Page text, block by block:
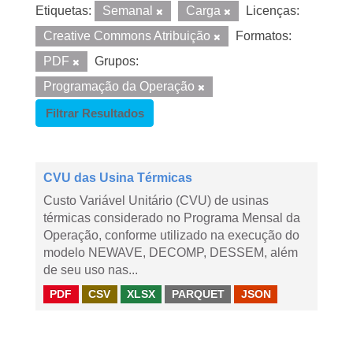
Etiquetas: Semanal Carga
Licenças:
Creative Commons Atribuição
Formatos:
PDF
Grupos:
Programação da Operação
Filtrar Resultados
CVU das Usina Térmicas
Custo Variável Unitário (CVU) de usinas
térmicas considerado no Programa Mensal da
Operação, conforme utilizado na execução do
modelo NEWAVE, DECOMP, DESSEM, além
de seu uso nas...
PDF CSV XLSX PARQUET JSON